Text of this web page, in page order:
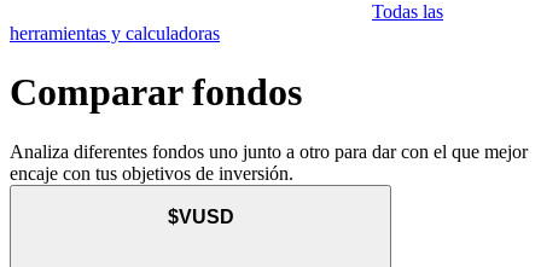
Todas las
herramientas y calculadoras
Comparar fondos
Analiza diferentes fondos uno junto a otro para dar con el que mejor
encaje con tus objetivos de inversión.
$VUSD